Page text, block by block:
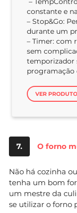
constante e
– Stop&Go:
durante um
– Timer: com
sem
temporizador
programação
VER PRODUTO
7. O forno
Não há cozinha
tenha um bom
um mestre da
se utilizar o forno